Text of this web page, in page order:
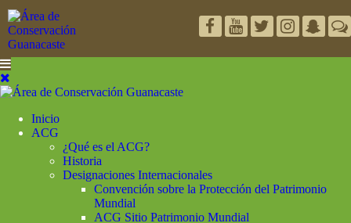
Inicio
ACG
¿Qué es el ACG?
Historia
Designaciones Internacionales
Convención sobre la Protección del Patrimonio
Mundial
ACG Sitio Patrimonio Mundial